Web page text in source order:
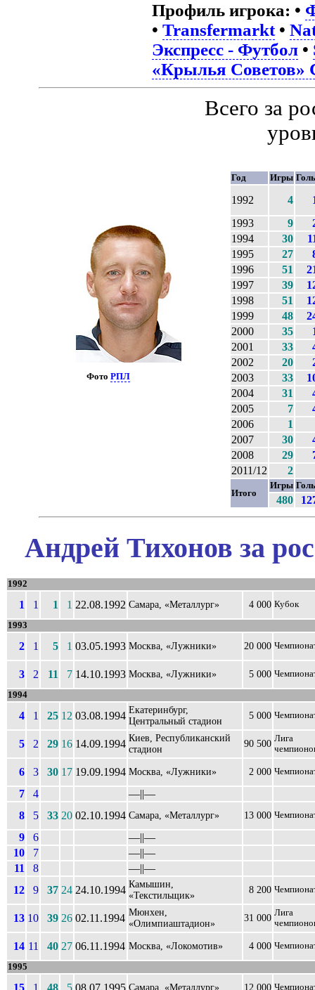
Профиль игрока: •
• Transfermarkt•
Экспресс - Футбол•
«Крылья Советов»
Фото РПЛ
Всего за
Год Игры
1992 4
1993
9
1994
30
1995
27
1996
51
1997
39
1998
51
1999
48
2000
35
2001
33
2002
20
2003
33
2004
31
2005
7
2006
1
2007
30
2008
29
2011/12
2
Итого
Игры
480
Андрей Тихонов за
1992
1 1 1 1 22.08.1992 Самара, «Металлург» 4 000 Кубок
1993
2 1 5 1 03.05.1993 Москва, «Лужники» 20 000
3 2 11 7 14.10.1993 Москва, «Лужники» 5 000
1994
4 1 25 12 03.08.1994 Екатеринбург,
Центральный стадион
5 000
5 2 29 16 14.09.1994 Киев, Республиканский
стадион
90 500 Лига
6 3 30 17 19.09.1994 Москва, «Лужники» 2 000
7 4
––||––
8
5 33 20 02.10.1994 Самара, «Металлург» 13 000
9 6
––||––
10
7
––||––
11
8
––||––
12
9 37 24 24.10.1994 Камышин,
«Текстильщик»
8 200
13 10 39 26 02.11.1994 Мюнхен,
«Олимпиаштадион»
31 000 Лига
14 11 40 27 06.11.1994 Москва, «Локомотив» 4 000
1995
Самара, «Металлург» 12 000